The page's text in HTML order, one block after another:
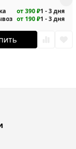
от 390 ₽1 - 3 дня
от 190 ₽1 - 3 дня